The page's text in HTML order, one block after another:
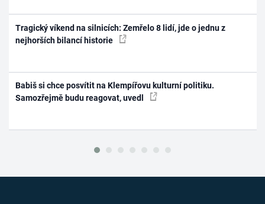
Tragický víkend na silnicích: Zemřelo 8 lidí, jde o jednu z
nejhorších bilancí historie
Babiš si chce posvítit na Klempířovu kulturní politiku.
Samozřejmě budu reagovat, uvedl